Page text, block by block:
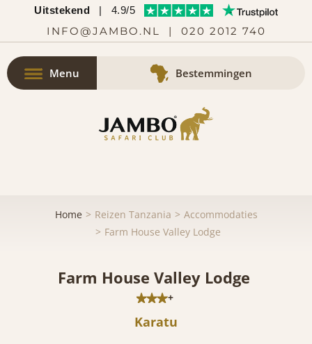
Uitstekend | 4.9/5
INFO@JAMBO.NL | 020 2012 740
Menu Bestemmingen
Home Reizen Tanzania
Accommodaties
Farm House Valley Lodge
Farm House Valley Lodge
+
Karatu